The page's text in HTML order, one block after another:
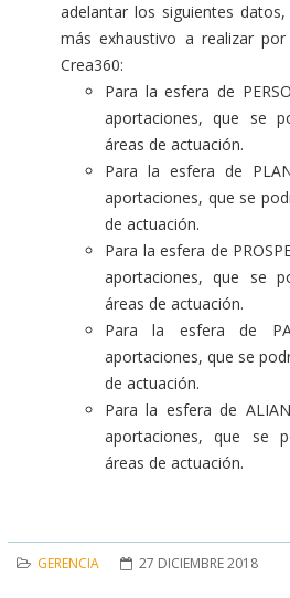
adelantar los siguientes
más exhaustivo a realizar
Crea360:
Para la esfera de
aportaciones, que se
áreas de actuación.
Para la esfera de
aportaciones, que se
de actuación.
Para la esfera de
aportaciones, que se
áreas de actuación.
Para la esfera de
aportaciones, que se
de actuación.
Para la esfera de
aportaciones, que se
áreas de actuación.
GERENCIA 27 DICIEMBRE 2018